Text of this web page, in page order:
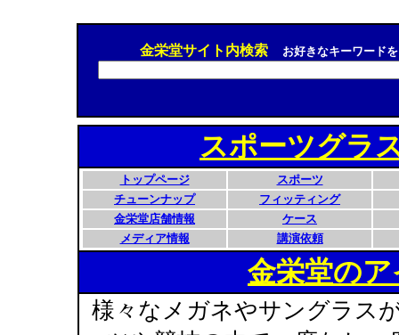
金栄堂サイト内検索 お好きなキーワード